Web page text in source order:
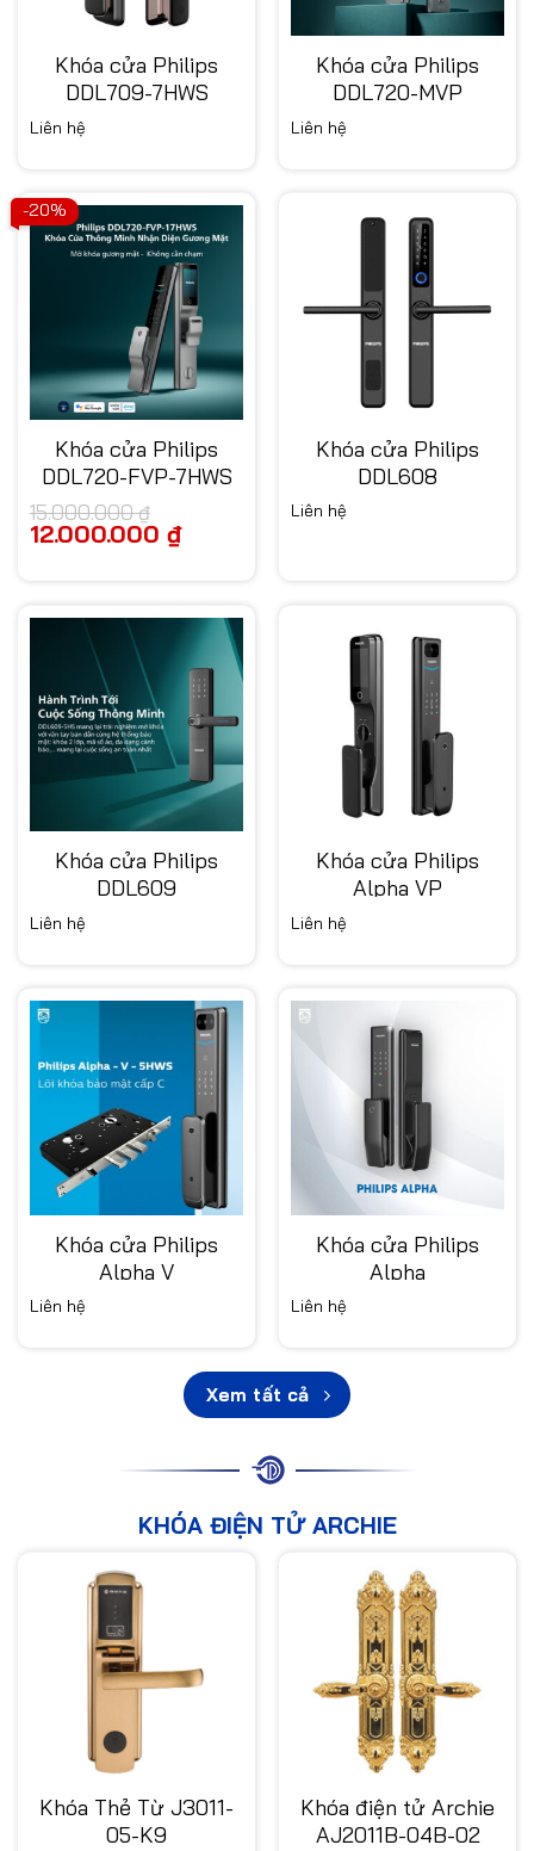
Khóa cửa Philips
DDL709-7HWS
Liên hệ
Khóa cửa Philips
DDL720-MVP
Liên hệ
-20%
Khóa cửa Philips
DDL720-FVP-7HWS
15.000.000₫
Giá
gốc
12.000.000 ₫Giá
hiện
Khóa cửa Philips
DDL608
Liên hệ
Khóa cửa Philips
DDL609
Liên hệ
Khóa cửa Philips
Alpha VP
Liên hệ
Khóa cửa Philips
Alpha V
Liên hệ
Khóa cửa Philips
Alpha
Liên hệ
Xem tất cả
KHÓA ĐIỆN TỬ ARCHIE
Khóa Thẻ Từ J3011-
05-K9
Khóa điện tử Archie
AJ2011B-04B-02